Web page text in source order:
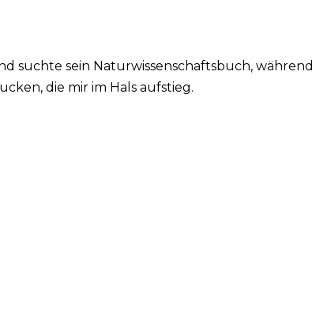
suchte sein Naturwissenschaftsbuch, während
die mir im Hals aufstieg.